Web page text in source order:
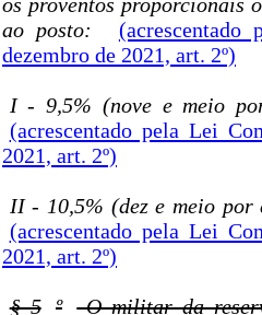
ao posto:
dezembro de 2021, art. 2º)
I - 9,5% (nove e meio
(acrescentado pela Lei
2021, art. 2º)
II - 10,5% (dez e meio por
(acrescentado pela Lei
2021, art. 2º)
§ 5 º
O militar da